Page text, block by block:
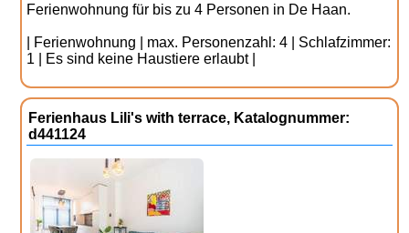
Ferienwohnung für bis zu 4 Personen in De Haan.
| Ferienwohnung | max. Personenzahl: 4 | Schlafzimmer:
1 | Es sind keine Haustiere erlaubt |
Ferienhaus Lili's with terrace, Katalognummer:
d441124